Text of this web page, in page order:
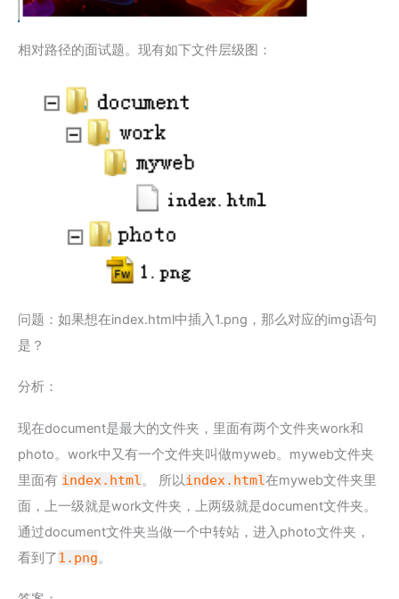
相对路径的面试题。现有如下文件层级图：
问题：如果想在index.html中插入1.png，那么对应的img语句
是？
分析：
现在document是最大的文件夹，里面有两个文件夹work和
photo。work中又有一个文件夹叫做myweb。myweb文件夹
里面有 index.html 。 所以index.html在myweb文件夹里
面，上一级就是work文件夹，上两级就是document文件夹。
通过document文件夹当做一个中转站，进入photo文件夹，
看到了1.png。